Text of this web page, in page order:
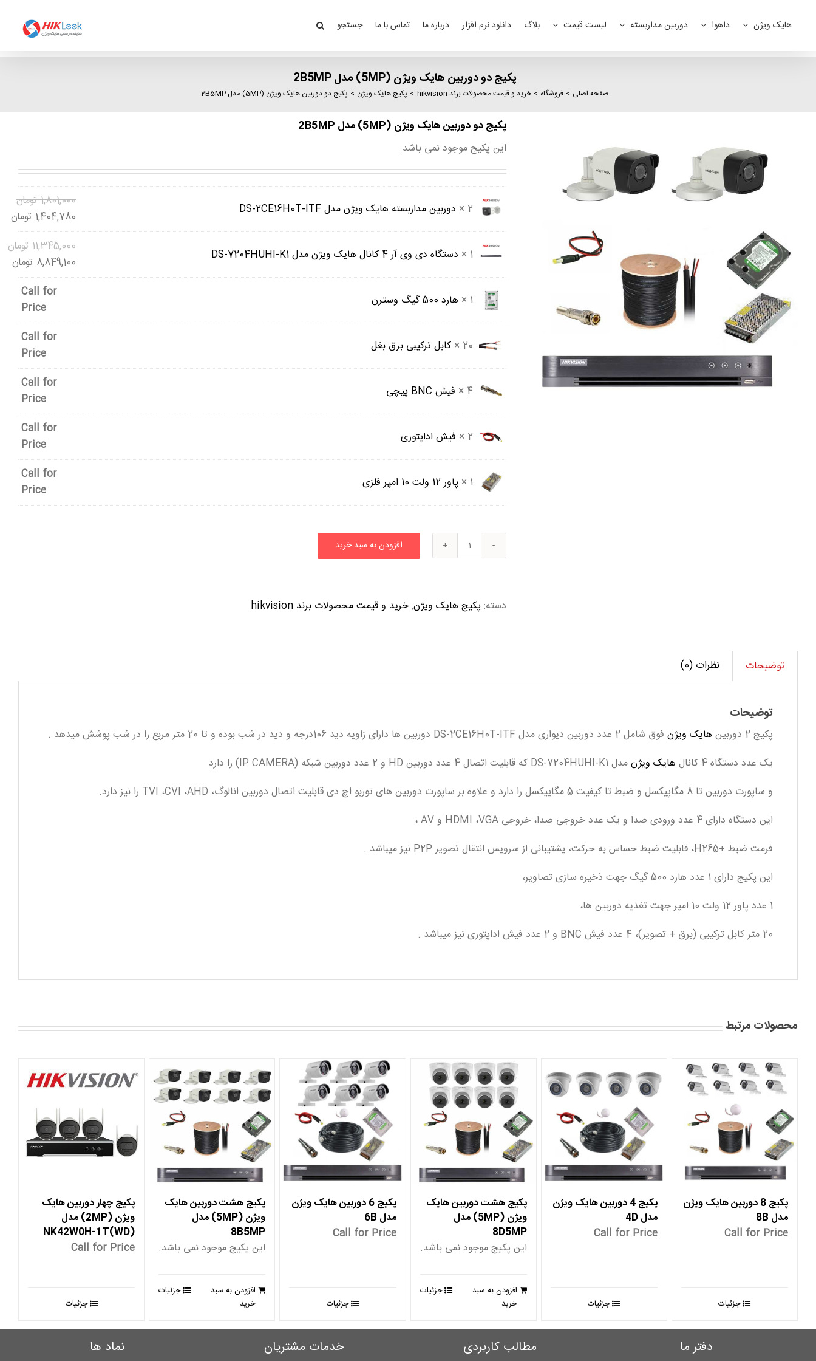
هایک ویژن داهوا دوربین مداربسته لیست قیمت بلاگ دانلود نرم افزار درباره ما تماس با ما جستجو
پکیج دو دوربین هایک ویژن (5MP) مدل 2B5MP
صفحه اصلی فروشگاه خرید و قیمت محصولات برند hikvision پکیج هایک ویژن پکیج دو دوربین هایک ویژن (5MP) مدل 2B5MP
پکیج دو دوربین هایک ویژن (5MP) مدل 2B5MP
این پکیج موجود نمی باشد.
2 × دوربین مداربسته هایک ویژن مدل DS-2CE16H0T-ITF 1,801,000تومان
قیمت
اصلی
1,801,000 تومان
1,404,780 تومان
قیمت
فعلی
است.
1 × دستگاه دی وی آر 4 کانال هایک ویژن مدل DS-7204HUHI-K1 11,345,000تومان
قیمت
اصلی
8,849,100 تومان
قیمت
است.
1 × هارد 500 گیگ وسترن
Call for
Price
20 × کابل ترکیبی برق بغل
Call for
Price
4 × فیش BNC پیچی
Call for
Price
2 × فیش اداپتوری
Call for
Price
1 × پاور 12 ولت 10 امپر فلزی
Call for
Price
مدل
2B5MP
افزودن به سبد خرید
دسته:پکیج هایک ویژن,خرید و قیمت محصولات برند hikvision
توضیحات نظرات (0)
توضیحات
پکیج 2 دوربین هایک ویژن فوق شامل 2 عدد دوربین دیواری مدل DS-2CE16H0T-ITF دوربین ها دارای زاویه دید 106درجه و دید در شب بوده و تا 20 متر مربع را در شب پوشش میدهد .
یک عدد دستگاه 4 کانال
هایک ویژنمدل DS-7204HUHI-K1 که قابلیت اتصال 4 عدد دوربین HD و 2 عدد دوربین شبکه (IP CAMERA) را دارد
و ساپورت دوربین تا 8 مگاپیکسل و ضبط تا کیفیت 5 مگاپیکسل را دارد و علاوه بر ساپورت دوربین های توربو اچ دی قابلیت اتصال دوربین انالوگ، TVI ،CVI ،AHD را نیز دارد.
این دستگاه دارای 4 عدد ورودی صدا و یک عدد خروجی صدا، خروجی HDMI ،VGA و AV ،
فرمت ضبط +H265، قابلیت ضبط حساس به حرکت، پشتیبانی از سرویس انتقال تصویر P2P نیز میباشد .
این پکیج دارای 1 عدد هارد 500 گیگ جهت ذخیره سازی تصاویر،
1 عدد پاور 12 ولت 10 امپر جهت تغذیه دوربین ها،
20 متر کابل ترکیبی (برق + تصویر)، 4 عدد فیش BNC و 2 عدد فیش اداپتوری نیز میباشد .
محصولات مرتبط
پکیج 8 دوربین هایک ویژن
مدل 8B
Call for Price
جزئیات
پکیج 4 دوربین هایک ویژن
مدل 4D
Call for Price
جزئیات
پکیج هشت دوربین هایک
ویژن (5MP) مدل
8D5MP
این پکیج موجود نمی باشد.
افزودن به سبد
خرید
جزئیات
پکیج 6 دوربین هایک ویژن
مدل 6B
Call for Price
جزئیات
پکیج هشت دوربین هایک
ویژن (5MP) مدل
8B5MP
این پکیج موجود نمی باشد.
افزودن به سبد
خرید
جزئیات
پکیج چهار دوربین هایک
ویژن (2MP) مدل
NK42W0H-1T(WD)
Call for Price
جزئیات
دفتر ما مطالب کاربردی خدمات مشتریان نماد ها